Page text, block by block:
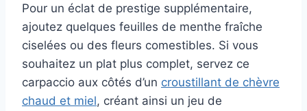
Pour un éclat de prestige supplémentaire,
ajoutez quelques feuilles de menthe fraîche
ciselées ou des fleurs comestibles. Si vous
souhaitez un plat plus complet, servez ce
carpaccio aux côtés d’un croustillant de chèvre
chaud et miel, créant ainsi un jeu de